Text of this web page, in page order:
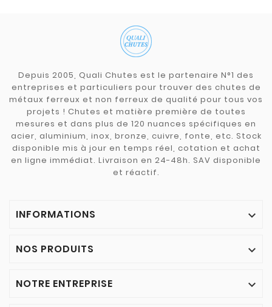
Depuis 2005, Quali Chutes est le partenaire N°1 des
entreprises et particuliers pour trouver des chutes de
métaux ferreux et non ferreux de qualité pour tous vos
projets ! Chutes et matière première de toutes
mesures et dans plus de 120 nuances spécifiques en
acier, aluminium, inox, bronze, cuivre, fonte, etc. Stock
disponible mis à jour en temps réel, cotation et achat
en ligne immédiat. Livraison en 24-48h. SAV disponible
et réactif.
INFORMATIONS 
NOS PRODUITS 
NOTRE ENTREPRISE 